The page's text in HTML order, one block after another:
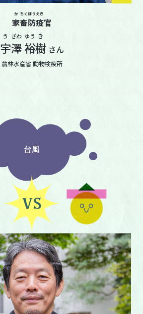
家
か
畜
ちく
防
ぼう
疫
えき
官
宇
う
澤
ざわ
裕
ゆう
樹
き
さん
農林水産省 動物検疫所
台風